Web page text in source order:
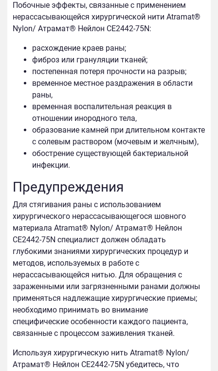
Побочные эффекты, связанные с применением
нерассасывающейся хирургической нити Atramat®
Nylon/ Атрамат® Нейлон CE2442-75N:
расхождение краев раны;
фиброз или грануляции тканей;
постепенная потеря прочности на разрыв;
временное местное раздражения в области
раны,
временная воспалительная реакция в
отношении инородного тела,
образование камней при длительном контакте
с солевым раствором (мочевым и желчным),
обострение существующей бактериальной
инфекции.
Предупреждения
Для стягивания раны с использованием
хирургического нерассасывающегося шовного
материала Atramat® Nylon/ Атрамат® Нейлон
CE2442-75N специалист должен обладать
глубокими знаниями хирургических процедур и
методов, используемых в работе с
нерассасывающейся нитью. Для обращения с
зараженными или загрязненными ранами должны
применяться надлежащие хирургические приемы;
необходимо принимать во внимание
специфические особенности каждого пациента,
связанные с процессом заживления тканей.
Используя хирургическую нить Atramat® Nylon/
Атрамат® Нейлон CE2442-75N убедитесь, что